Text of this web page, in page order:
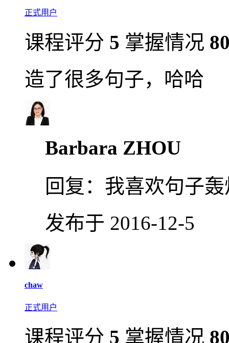
正式用户
课程评分 5 掌握情况
造了很多句子，哈哈
Barbara ZHOU
回复： 我喜欢句子轰
发布于 2016-12-5
chaw
正式用户
课程评分 5 掌握情况